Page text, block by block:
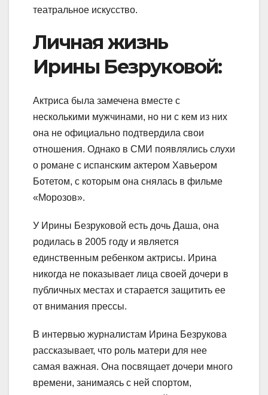
театральное искусство.
Личная жизнь
Ирины Безруковой:
Актриса была замечена вместе с
несколькими мужчинами, но ни с кем из них
она не официально подтвердила свои
отношения. Однако в СМИ появлялись слухи
о романе с испанским актером Хавьером
Ботетом, с которым она снялась в фильме
«Морозов».
У Ирины Безруковой есть дочь Даша, она
родилась в 2005 году и является
единственным ребенком актрисы. Ирина
никогда не показывает лица своей дочери в
публичных местах и старается защитить ее
от внимания прессы.
В интервью журналистам Ирина Безрукова
рассказывает, что роль матери для нее
самая важная. Она посвящает дочери много
времени, занимаясь с ней спортом,